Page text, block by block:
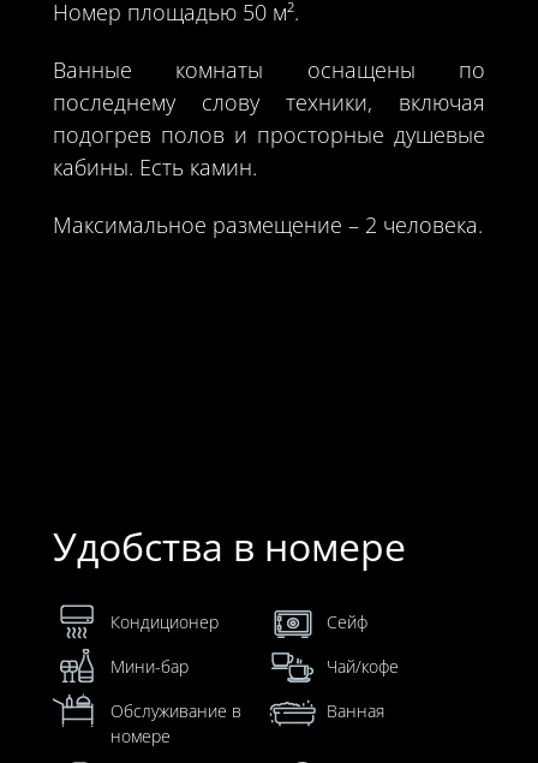
Номер площадью 50 м².
Ванные комнаты оснащены по
последнему слову техники, включая
подогрев полов и просторные душевые
кабины. Есть камин.
Максимальное размещение – 2 человека.
Удобства в номере
Кондиционер
Сейф
Мини-бар
Чай/кофе
Обслуживание в
номере
Ванная